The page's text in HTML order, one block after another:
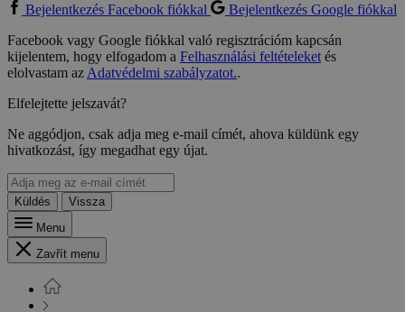
Bejelentkezés Facebook fiókkal
Bejelentkezés Google fiókkal
Facebook vagy Google fiókkal való regisztrációm kapcsán
kijelentem, hogy elfogadom a Felhasználási feltételeketés
elolvastam azAdatvédelmi szabályzatot..
Elfelejtette jelszavát?
Ne aggódjon, csak adja meg e-mail címét, ahova küldünk egy
hivatkozást, így megadhat egy újat.
Küldés
Vissza
Menu
Zavřít menu